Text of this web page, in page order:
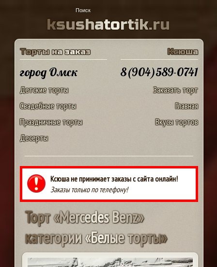
ksushatortik.ru
Торты на заказ
город Омск
Детские торты
Свадебные торты
Праздничные торты
Десерты
Ксюша
8(904)589-0741
Заказать торт
Главная
Вкусы тортов
Ксюша не принимает заказы с сайта онлайн!
Заказы только по телефону!
Торт«MercedesBenz»
категории«Белыеторты»